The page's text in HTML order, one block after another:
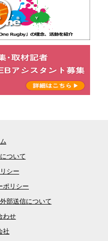
ついて
シー
ポリシー
部送信について
わせ
社